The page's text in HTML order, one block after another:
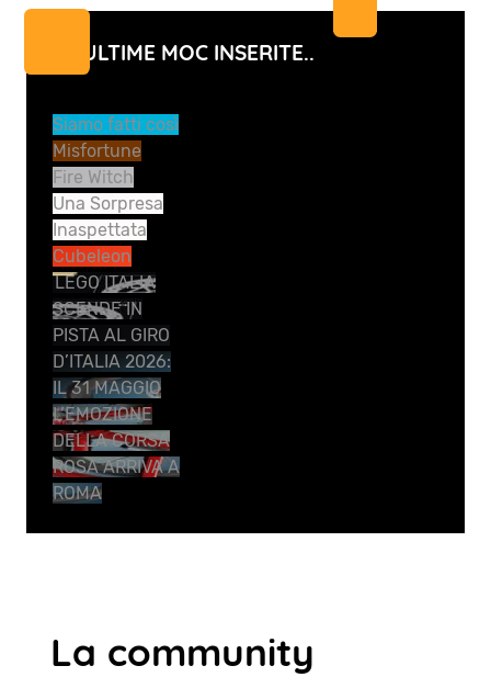
LE ULTIME MOC INSERITE..
Siamo fatti così
Misfortune
Fire Witch
Una Sorpresa
Inaspettata
Cubeleon
LEGO ITALIA
SCENDE IN
PISTA AL GIRO
D’ITALIA 2026:
IL 31 MAGGIO
L’EMOZIONE
DELLA CORSA
ROSA ARRIVA A
ROMA
La community